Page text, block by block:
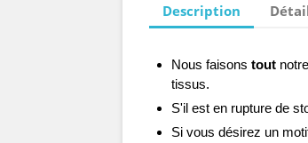
Description
Nous faisons tout
tissus.
S'il est en rupture de
Si vous désirez un